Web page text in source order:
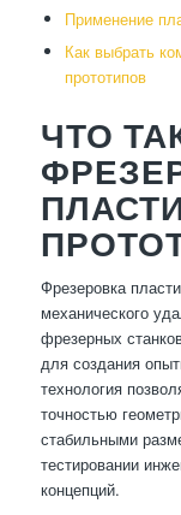
Применение
Как выбрать
прототипов
ЧТО
Фрезеровка
механического
фрезерных
для создания
технология
точностью
стабильными
тестировании
концепций.